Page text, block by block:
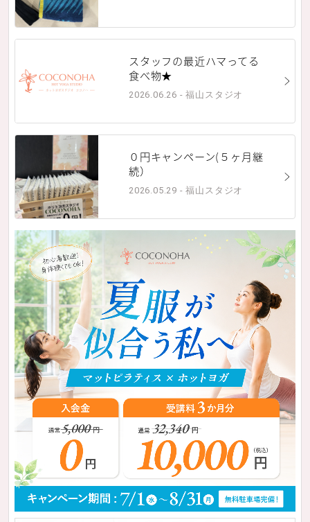
スタッフの最近ハマってる
食べ物★
2026.06.26 - 福山スタジオ
０円キャンペーン(５ヶ月継
続）
2026.05.29 - 福山スタジオ